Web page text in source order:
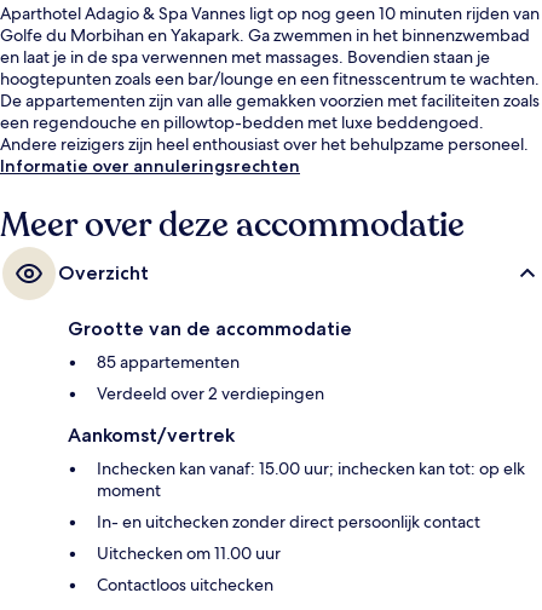
Aparthotel Adagio & Spa Vannes ligt op nog geen 10 minuten rijden van
Golfe du Morbihan en Yakapark. Ga zwemmen in het binnenzwembad
en laat je in de spa verwennen met massages. Bovendien staan je
hoogtepunten zoals een bar/lounge en een fitnesscentrum te wachten.
De appartementen zijn van alle gemakken voorzien met faciliteiten zoals
een regendouche en pillowtop-bedden met luxe beddengoed.
Andere reizigers zijn heel enthousiast over het behulpzame personeel.
Informatie over annuleringsrechten
Meer over deze accommodatie
Overzicht
Grootte van de accommodatie
85 appartementen
Verdeeld over 2 verdiepingen
Aankomst/vertrek
Inchecken kan vanaf: 15.00 uur; inchecken kan tot: op elk
moment
In- en uitchecken zonder direct persoonlijk contact
Uitchecken om 11.00 uur
Contactloos uitchecken